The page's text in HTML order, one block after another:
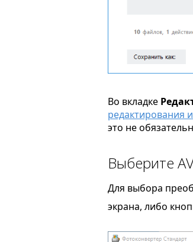
Во вкладке
редактирования
это не
Выберите
Для выбора
экрана, либо